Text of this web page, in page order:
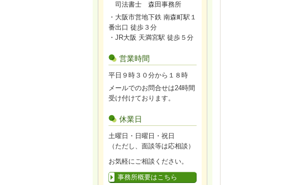
司法書士 森田事務所
・大阪市営地下鉄 南森町駅１
番出口 徒歩３分
・JR大阪 天満宮駅 徒歩５分
営業時間
平日９時３０分から１８時
メールでのお問合せは24時間
受け付けております。
休業日
土曜日・日曜日・祝日
（ただし、面談等は応相談）
お気軽にご相談ください。
事務所概要はこちら